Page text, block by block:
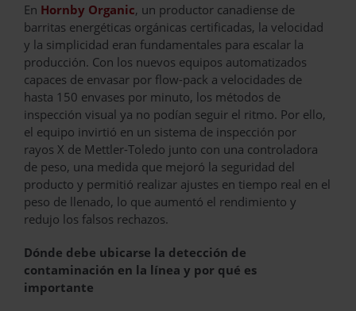
En Hornby Organic, un productor canadiense de
barritas energéticas orgánicas certificadas, la velocidad
y la simplicidad eran fundamentales para escalar la
producción. Con los nuevos equipos automatizados
capaces de envasar por flow-pack a velocidades de
hasta 150 envases por minuto, los métodos de
inspección visual ya no podían seguir el ritmo. Por ello,
el equipo invirtió en un sistema de inspección por
rayos X de Mettler-Toledo junto con una controladora
de peso, una medida que mejoró la seguridad del
producto y permitió realizar ajustes en tiempo real en el
peso de llenado, lo que aumentó el rendimiento y
redujo los falsos rechazos.
Dónde debe ubicarse la detección de
contaminación en la línea y por qué es
importante